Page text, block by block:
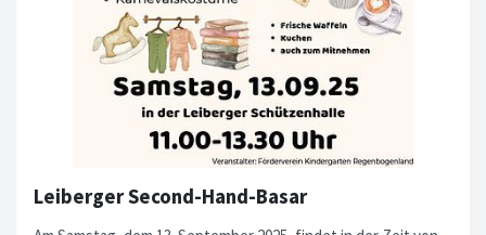
Leiberger Second-Hand-Basar